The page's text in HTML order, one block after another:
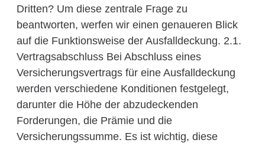
Dritten? Um diese zentrale Frage zu
beantworten, werfen wir einen genaueren Blick
auf die Funktionsweise der Ausfalldeckung. 2.1.
Vertragsabschluss Bei Abschluss eines
Versicherungsvertrags für eine Ausfalldeckung
werden verschiedene Konditionen festgelegt,
darunter die Höhe der abzudeckenden
Forderungen, die Prämie und die
Versicherungssumme. Es ist wichtig, diese